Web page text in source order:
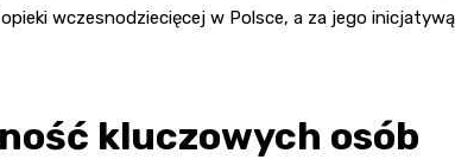
wczesnodziecięcej w Polsce, a za jego
kluczowych osób